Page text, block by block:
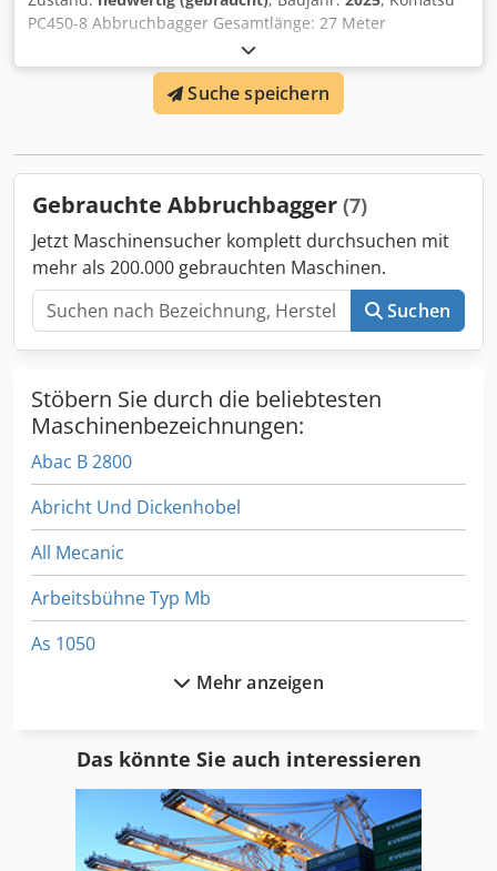
PC450-8 Abbruchbagger Gesamtlänge: 27 Meter
Dreiteiliger Auslegerarm, die Hydraulikschere ist neu
Chjdpfx Ajx Svv Ssbhoa Gegengewicht und hochfahrbare
Kabine Baujahr 2012 – 13.994 Betriebsstunden Die
Maschine wurde von einem autorisierten Komatsu-Service
Suche speichern
Gebrauchte Abbruchbagger (7)
Jetzt Maschinensucher komplett durchsuchen mit
mehr als 200.000 gebrauchten Maschinen.
Suchen
Stöbern Sie durch die beliebtesten
Maschinenbezeichnungen:
Abac B 2800
Abricht Und Dickenhobel
All Mecanic
Arbeitsbühne Typ Mb
As 1050
Dgmpc 3 Abk Bak 41
Mehr anzeigen
Das könnte Sie auch interessieren